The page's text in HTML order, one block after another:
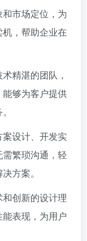
和市场定位，为
，帮助企业在
精湛的团队，
够为客户提供
案设计、开发实
繁琐沟通，轻
方案。
创新的设计理
表现，为用户